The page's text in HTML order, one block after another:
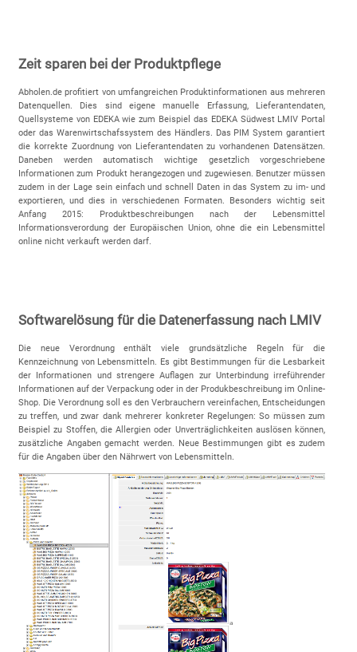
Zeit sparen bei der Produktpflege
Abholen.de profitiert von umfangreichen Produktinformationen aus mehreren
Datenquellen. Dies sind eigene manuelle Erfassung, Lieferantendaten,
Quellsysteme von EDEKA wie zum Beispiel das EDEKA Südwest LMIV Portal
oder das Warenwirtschafssystem des Händlers. Das PIM System garantiert
die korrekte Zuordnung von Lieferantendaten zu vorhandenen Datensätzen.
Daneben werden automatisch wichtige gesetzlich vorgeschriebene
Informationen zum Produkt herangezogen und zugewiesen. Benutzer müssen
zudem in der Lage sein einfach und schnell Daten in das System zu im- und
exportieren, und dies in verschiedenen Formaten. Besonders wichtig seit
Anfang 2015: Produktbeschreibungen nach der Lebensmittel
Informationsverordung der Europäischen Union, ohne die ein Lebensmittel
online nicht verkauft werden darf.
Softwarelösung für die Datenerfassung nach LMIV
Die neue Verordnung enthält viele grundsätzliche Regeln für die
Kennzeichnung von Lebensmitteln. Es gibt Bestimmungen für die Lesbarkeit
der Informationen und strengere Auflagen zur Unterbindung irreführender
Informationen auf der Verpackung oder in der Produkbeschreibung im Online-
Shop. Die Verordnung soll es den Verbrauchern vereinfachen, Entscheidungen
zu treffen, und zwar dank mehrerer konkreter Regelungen: So müssen zum
Beispiel zu Stoffen, die Allergien oder Unverträglichkeiten auslösen können,
zusätzliche Angaben gemacht werden. Neue Bestimmungen gibt es zudem
für die Angaben über den Nährwert von Lebensmitteln.